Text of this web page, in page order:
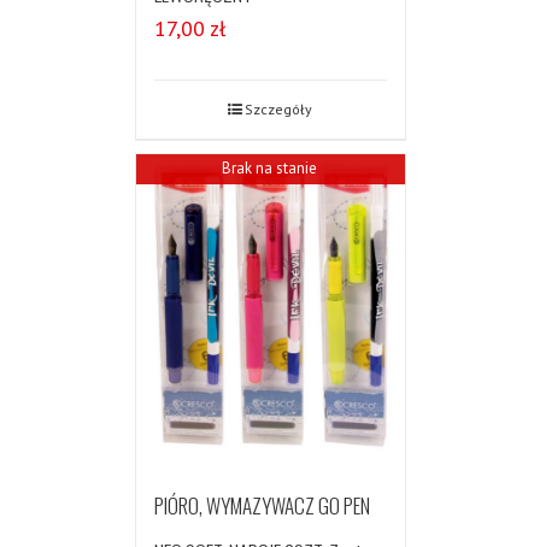
17,00 zł
Szczegóły
Brak na stanie
PIÓRO, WYMAZYWACZ GO PEN